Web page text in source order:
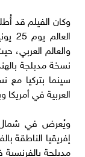
سينما بتركيا مع
العربية في أمريكا
ويُعرض في شمال